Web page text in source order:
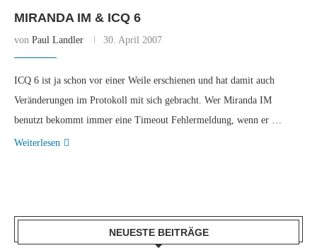
MIRANDA IM & ICQ 6
von Paul Landler 30. April 2007
ICQ 6 ist ja schon vor einer Weile erschienen und hat damit auch
Veränderungen im Protokoll mit sich gebracht. Wer Miranda IM
benutzt bekommt immer eine Timeout Fehlermeldung, wenn er …
Weiterlesen
NEUESTE BEITRÄGE